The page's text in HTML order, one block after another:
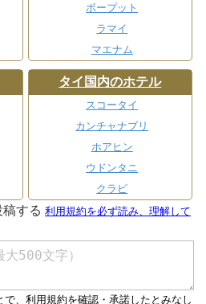
ボープット
ラマイ
マエナム
タイ国内のホテル
スコータイ
カンチャナブリ
ホアヒン
ウドンタニ
クラビ